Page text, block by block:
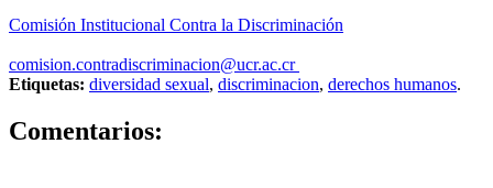
Comisión Institucional Contra la Discriminación
comision.contradiscriminacion@ucr.ac.cr
Etiquetas: diversidad sexual, discriminacion, derechos humanos.
Comentarios: